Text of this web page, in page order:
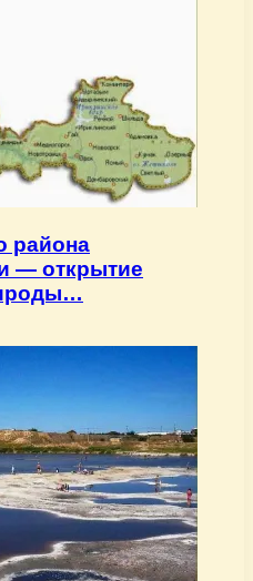
района
— открытие